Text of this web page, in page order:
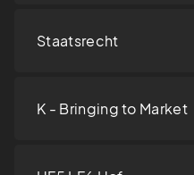
Staatsrecht
K - Bringing to Market